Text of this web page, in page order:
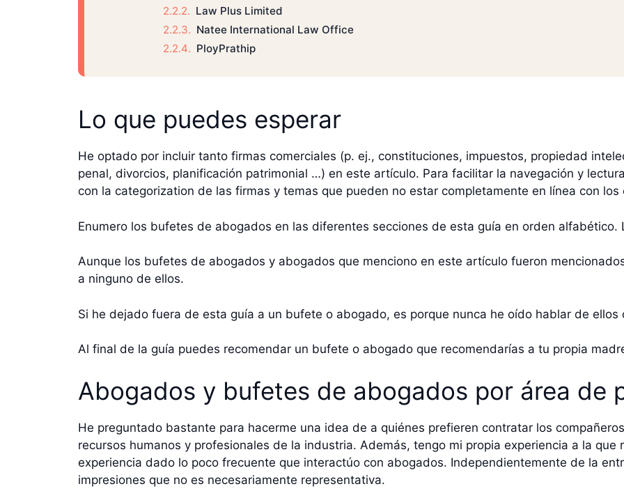
Law Plus Limited
Natee International Law Office
PloyPrathip
Lo que puedes esperar
He optado por incluir tanto firmas comerciales (p. ej., constituciones, impuestos, propiedad
penal, divorcios, planificación patrimonial …) en este artículo. Para facilitar la navegación y
con la categorization de las firmas y temas que pueden no estar completamente en línea con
Enumero los bufetes de abogados en las diferentes secciones de esta guía en orden alfabético.
Aunque los bufetes de abogados y abogados que menciono en este artículo fueron
a ninguno de ellos.
Si he dejado fuera de esta guía a un bufete o abogado, es porque nunca he oído hablar de
Al final de la guía puedes recomendar un bufete o abogado que recomendarías a tu propia
Abogados y bufetes de abogados por área de
He preguntado bastante para hacerme una idea de a quiénes prefieren contratar los
recursos humanos y profesionales de la industria. Además, tengo mi propia experiencia a la
experiencia dado lo poco frecuente que interactúo con abogados. Independientemente de la
impresiones que no es necesariamente representativa.